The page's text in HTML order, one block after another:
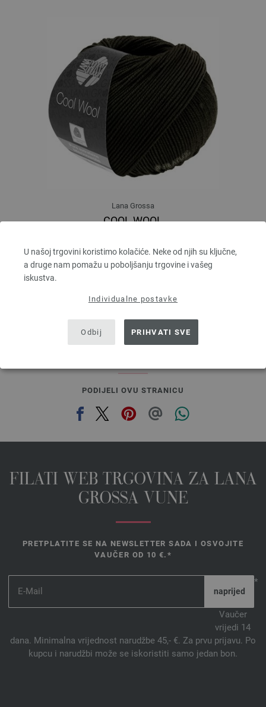
U našoj trgovini koristimo kolačiće. Neke od njih su ključne,
a druge nam pomažu u poboljšanju trgovine i vašeg
iskustva.
Individualne postavke
Odbij PRIHVATI SVE
Lana Grossa
COOL WOOL
Dužina: otprilike 160 m / 50 g
Većina igle: 3 - 3,5
bez PDV-a, dodatno troškovi za dostavu, Osnovna cijena:
PODIJELI OVU STRANICU
FILATI WEB TRGOVINA ZA LANA
GROSSA VUNE
PRETPLATITE SE NA NEWSLETTER SADA I OSVOJITE
VAUČER OD 10 €.*
*
Vaučer
vrijedi 14
dana. Minimalna vrijednost narudžbe 45,- €. Za prvu prijavu. Po
kupcu i narudžbi može se iskoristiti samo jedan bon.